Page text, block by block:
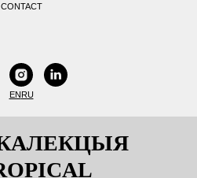
CONTACT
ENRU
КАЛЕКЦЫЯ